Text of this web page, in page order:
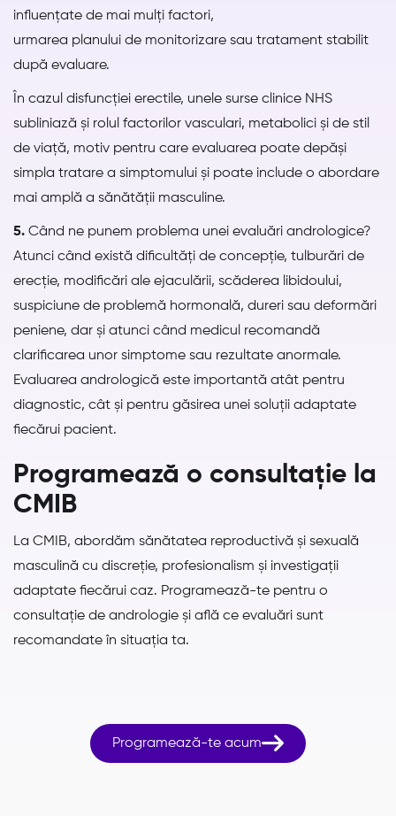
influențate de mai mulți factori,
urmarea planului de monitorizare sau tratament stabilit
după evaluare.
În cazul disfuncției erectile, unele surse clinice NHS
subliniază și rolul factorilor vasculari, metabolici și de stil
de viață, motiv pentru care evaluarea poate depăși
simpla tratare a simptomului și poate include o abordare
mai amplă a sănătății masculine.
5. Când ne punem problema unei evaluări andrologice?
Atunci când există dificultăți de concepție, tulburări de
erecție, modificări ale ejaculării, scăderea libidoului,
suspiciune de problemă hormonală, dureri sau deformări
peniene, dar și atunci când medicul recomandă
clarificarea unor simptome sau rezultate anormale.
Evaluarea andrologică este importantă atât pentru
diagnostic, cât și pentru găsirea unei soluții adaptate
fiecărui pacient.
Programează o consultație la
CMIB
La CMIB, abordăm sănătatea reproductivă și sexuală
masculină cu discreție, profesionalism și investigații
adaptate fiecărui caz. Programează-te pentru o
consultație de andrologie și află ce evaluări sunt
recomandate în situația ta.
Programează-te acum